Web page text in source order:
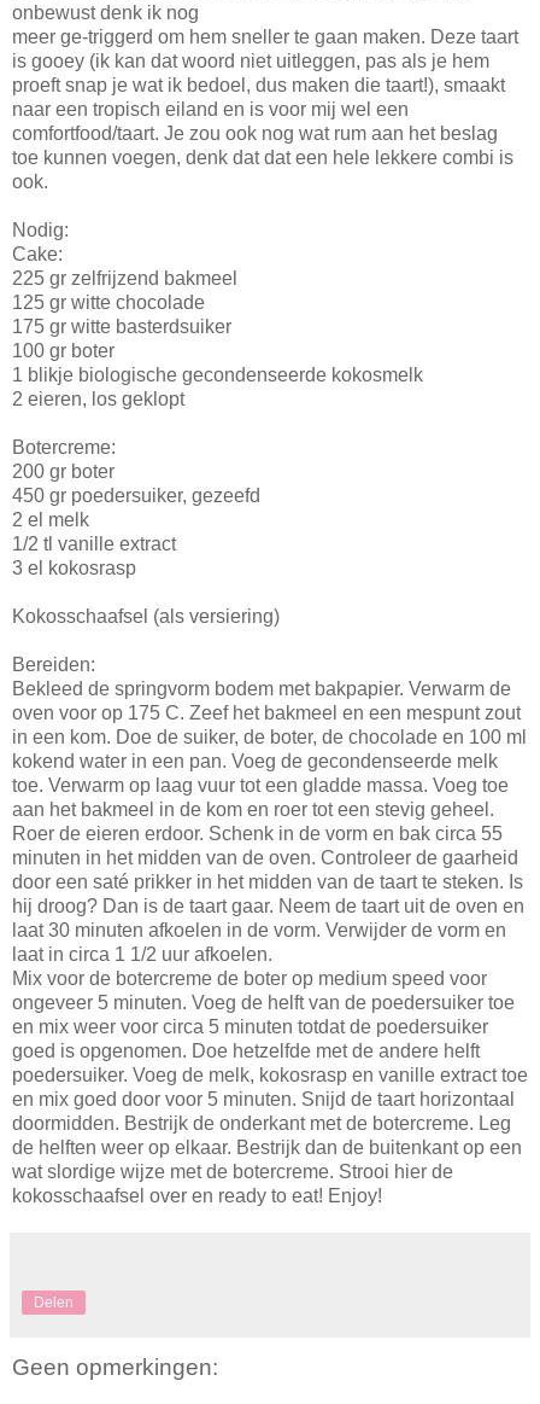
onbewust denk ik nog
meer ge-triggerd om hem sneller te gaan maken. Deze taart
is gooey (ik kan dat woord niet uitleggen, pas als je hem
proeft snap je wat ik bedoel, dus maken die taart!), smaakt
naar een tropisch eiland en is voor mij wel een
comfortfood/taart. Je zou ook nog wat rum aan het beslag
toe kunnen voegen, denk dat dat een hele lekkere combi is
ook.
Nodig:
Cake:
225 gr zelfrijzend bakmeel
125 gr witte chocolade
175 gr witte basterdsuiker
100 gr boter
1 blikje biologische gecondenseerde kokosmelk
2 eieren, los geklopt
Botercreme:
200 gr boter
450 gr poedersuiker, gezeefd
2 el melk
1/2 tl vanille extract
3 el kokosrasp
Kokosschaafsel (als versiering)
Bereiden:
Bekleed de springvorm bodem met bakpapier. Verwarm de
oven voor op 175 C. Zeef het bakmeel en een mespunt zout
in een kom. Doe de suiker, de boter, de chocolade en 100 ml
kokend water in een pan. Voeg de gecondenseerde melk
toe. Verwarm op laag vuur tot een gladde massa. Voeg toe
aan het bakmeel in de kom en roer tot een stevig geheel.
Roer de eieren erdoor. Schenk in de vorm en bak circa 55
minuten in het midden van de oven. Controleer de gaarheid
door een saté prikker in het midden van de taart te steken. Is
hij droog? Dan is de taart gaar. Neem de taart uit de oven en
laat 30 minuten afkoelen in de vorm. Verwijder de vorm en
laat in circa 1 1/2 uur afkoelen.
Mix voor de botercreme de boter op medium speed voor
ongeveer 5 minuten. Voeg de helft van de poedersuiker toe
en mix weer voor circa 5 minuten totdat de poedersuiker
goed is opgenomen. Doe hetzelfde met de andere helft
poedersuiker. Voeg de melk, kokosrasp en vanille extract toe
en mix goed door voor 5 minuten. Snijd de taart horizontaal
doormidden. Bestrijk de onderkant met de botercreme. Leg
de helften weer op elkaar. Bestrijk dan de buitenkant op een
wat slordige wijze met de botercreme. Strooi hier de
kokosschaafsel over en ready to eat! Enjoy!
Delen
Geen opmerkingen: